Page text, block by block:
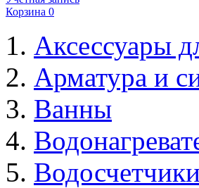
Корзина 0
Аксессуары
Арматура и
Ванны
Водосчетчики